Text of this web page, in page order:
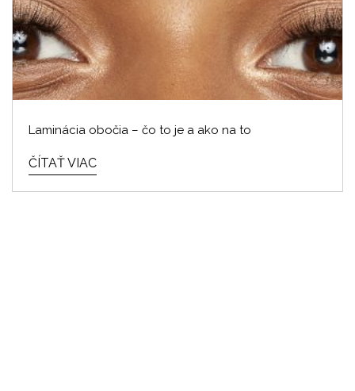
Laminácia obočia – čo to je a ako na to
ČÍTAŤ VIAC